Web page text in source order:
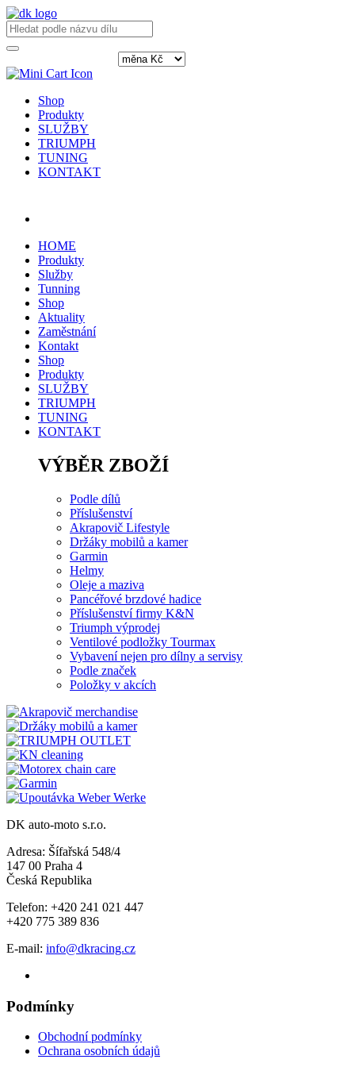
Shop
Produkty
SLUŽBY
TRIUMPH
TUNING
KONTAKT
HOME
Produkty
Služby
Tunning
Shop
Aktuality
Zaměstnání
Kontakt
Shop
Produkty
SLUŽBY
TRIUMPH
TUNING
KONTAKT
VÝBĚR ZBOŽÍ
Podle dílů
Příslušenství
Akrapovič Lifestyle
Držáky mobilů a kamer
Garmin
Helmy
Oleje a maziva
Pancéřové brzdové hadice
Příslušenství firmy K&N
Triumph výprodej
Ventilové podložky Tourmax
Vybavení nejen pro dílny a servisy
Podle značek
Položky v akcích
DK auto-moto s.r.o.
Adresa: Šífařská 548/4
147 00 Praha 4
Česká Republika
Telefon: +420 241 021 447
+420 775 389 836
E-mail: info@dkracing.cz
Podmínky
Obchodní podmínky
Ochrana osobních údajů